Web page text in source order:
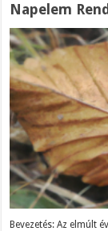
Napelem
Bevezetés: Az elmúlt